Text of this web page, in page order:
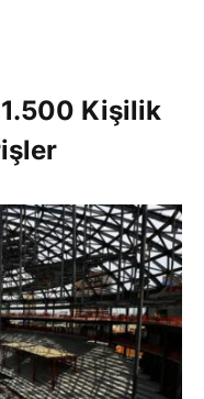
1.500 Kişilik